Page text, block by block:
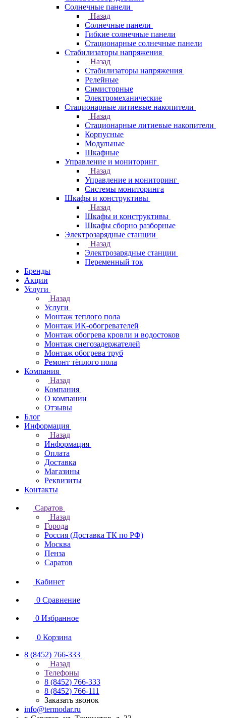
Солнечные панели
Назад
Солнечные панели
Гибкие солнечные панели
Стационарные солнечные панели
Стабилизаторы напряжения
Назад
Стабилизаторы напряжения
Релейные
Симисторные
Электромеханические
Стационарные литиевые накопители
Назад
Стационарные литиевые накопители
Корпусные
Модульные
Шкафные
Управление и мониторинг
Назад
Управление и мониторинг
Системы мониторинга
Шкафы и конструктивы
Назад
Шкафы и конструктивы
Шкафы сборно разборные
Электрозарядные станции
Назад
Электрозарядные станции
Переменный ток
Бренды
Акции
Услуги
Назад
Услуги
Монтаж теплого пола
Монтаж ИК-обогревателей
Монтаж обогрева кровли и водостоков
Монтаж снегозадержателей
Монтаж обогрева труб
Ремонт тёплого пола
Компания
Назад
Компания
О компании
Отзывы
Блог
Информация
Назад
Информация
Оплата
Доставка
Магазины
Реквизиты
Контакты
Саратов
Назад
Города
Россия (Доставка ТК по РФ)
Москва
Пенза
Саратов
Кабинет
0 Сравнение
0 Избранное
0 Корзина
8 (8452) 766-333
Назад
Телефоны
8 (8452) 766-333
8 (8452) 766-111
Заказать звонок
info@termodar.ru